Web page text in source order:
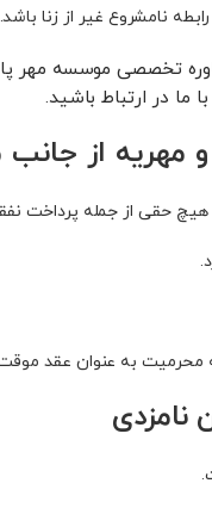
نامشروع غیر از زنا باشد.
تخصصی موسسه مهر
از جانب
حقی از جمله پرداخت
محرمیت به عنوان عقد
نامزدی